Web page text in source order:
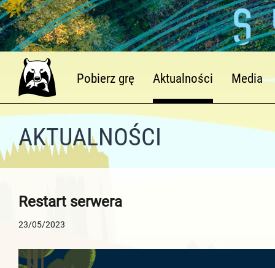
Pobierz grę Aktualności Media
AKTUALNOŚCI
Restart serwera
23/05/2023